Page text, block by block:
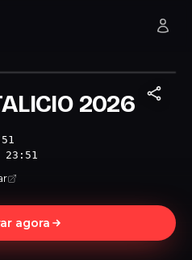
2026
23:51
agora